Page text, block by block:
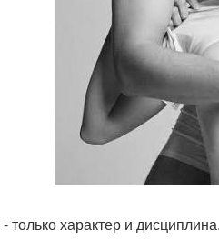
только характер и дисциплина.